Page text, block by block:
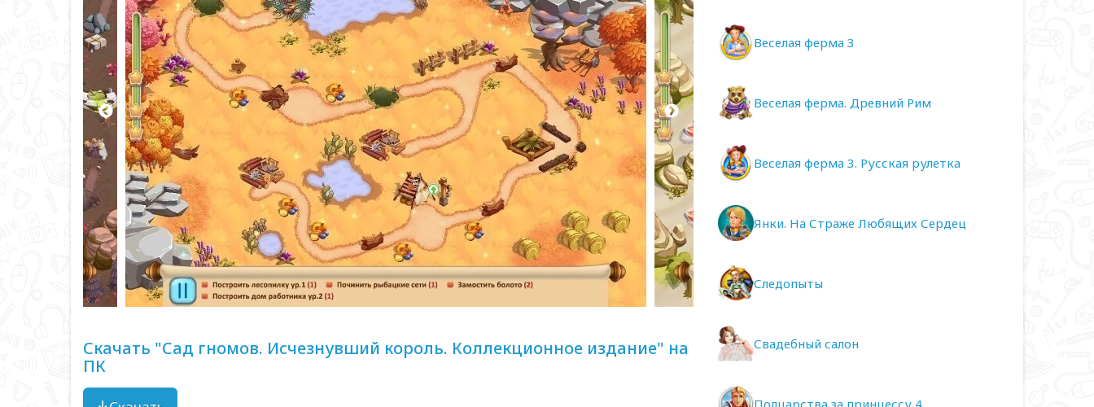
Скачать "Сад гномов. Исчезнувший король. Коллекционное издание" на
ПК
Веселая ферма 3
Веселая ферма. Древний Рим
Веселая ферма 3. Русская рулетка
Янки. На Страже Любящих Сердец
Следопыты
Свадебный салон
Полцарства за принцессу 4